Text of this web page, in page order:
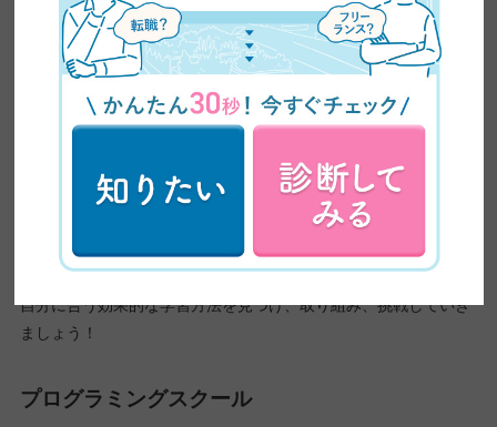
にどうやって勉強すればよいのか？」「自分に合ったプログラミ
ング言語の勉強方法は？」と、迷ってしまうと思います。
けるためのおすすめの勉強方法について説明していきます。
自分に合う効果的な学習方法を見つけ、取り組み、挑戦していき
ましょう！
プログラミングスクール